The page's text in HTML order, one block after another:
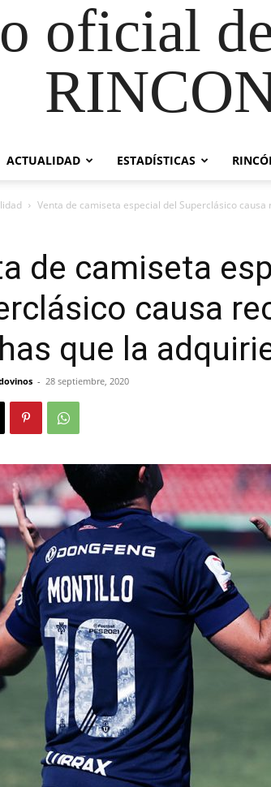
oficial
ACTUALIDAD ESTADÍSTICAS
Venta de camiseta especial del Superclásico causa
de camiseta
causa
que la
- 28 septiembre, 2020